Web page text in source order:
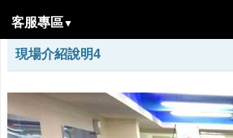
客服專區▼
首頁 > 活動花絮剪影
現場介紹說明4